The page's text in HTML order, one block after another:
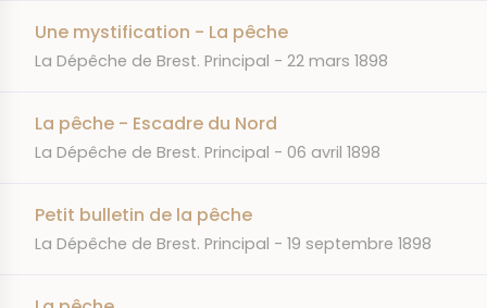
Une mystification - La pêche
JOURNAL
La Dépêche de Brest. Principal DATE
22 mars 1898
La pêche - Escadre du Nord
JOURNAL
La Dépêche de Brest. Principal DATE
06 avril 1898
Petit bulletin de la pêche
JOURNAL
La Dépêche de Brest. Principal DATE
19 septembre 1898